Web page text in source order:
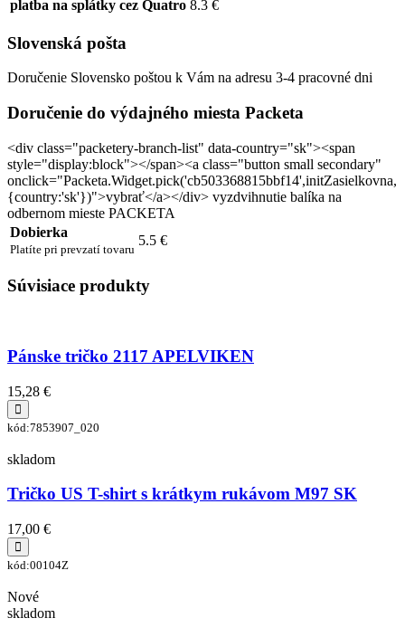
platba na splátky cez Quatro 8.3 €
Slovenská pošta
Doručenie Slovensko poštou k Vám na adresu 3-4 pracovné dni
Doručenie do výdajného miesta Packeta
<div class="packetery-branch-list" data-country="sk"><span
style="display:block"></span><a class="button small secondary"
onclick="Packeta.Widget.pick('cb503368815bbf14',initZasielkovna,
{country:'sk'})">vybrať</a></div> vyzdvihnutie balíka na
odbernom mieste PACKETA
Dobierka
Platíte pri prevzatí tovaru
5.5 €
Súvisiace produkty
Pánske tričko 2117 APELVIKEN
15,28 €
kód:7853907_020
skladom
Tričko US T-shirt s krátkym rukávom M97 SK
17,00 €
kód:00104Z
Nové
skladom